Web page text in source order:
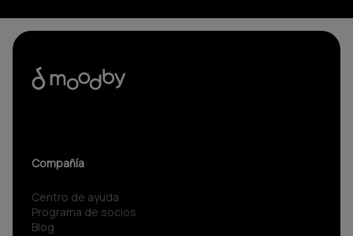
Compañía
Centro de ayuda
Programa de socios
Blog